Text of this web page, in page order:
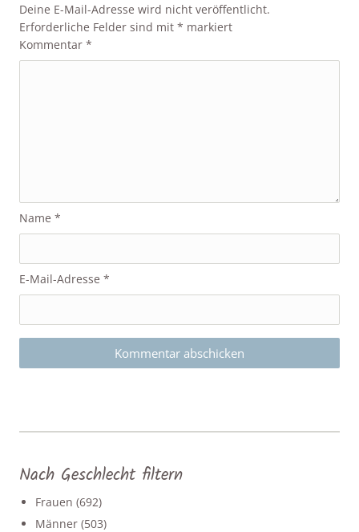
Deine E-Mail-Adresse wird nicht veröffentlicht.
Erforderliche Felder sind mit* markiert
Kommentar*
Name*
E-Mail-Adresse*
Nach Geschlecht filtern
Frauen (692)
Männer (503)